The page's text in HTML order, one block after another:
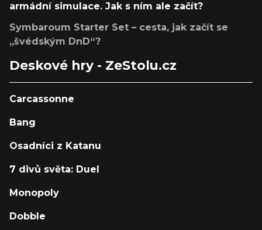
armádní simulace. Jak s ním ale začít?
Symbaroum Starter Set – cesta, jak začít se
„švédským DnD“?
Deskové hry - ZeStolu.cz
Carcassonne
Bang
Osadníci z Katanu
7 divů světa: Duel
Monopoly
Dobble